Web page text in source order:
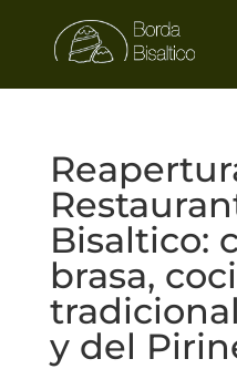
Bisaltico:
brasa,
y del